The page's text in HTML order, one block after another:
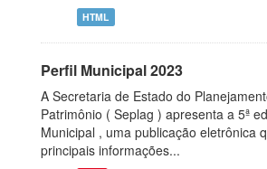
HTML
Perfil Municipal 2023
A Secretaria de Estado do
Patrimônio ( Seplag ) apresenta a 5ª
Municipal , uma publicação eletrônica
principais informações...